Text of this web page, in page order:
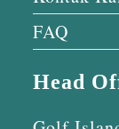
FAQ
Head